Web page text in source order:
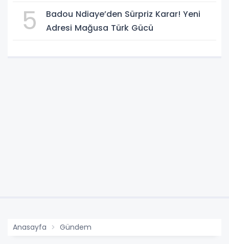
5
Badou Ndiaye’den Sürpriz Karar! Yeni
Adresi Mağusa Türk Gücü
Anasayfa Gündem